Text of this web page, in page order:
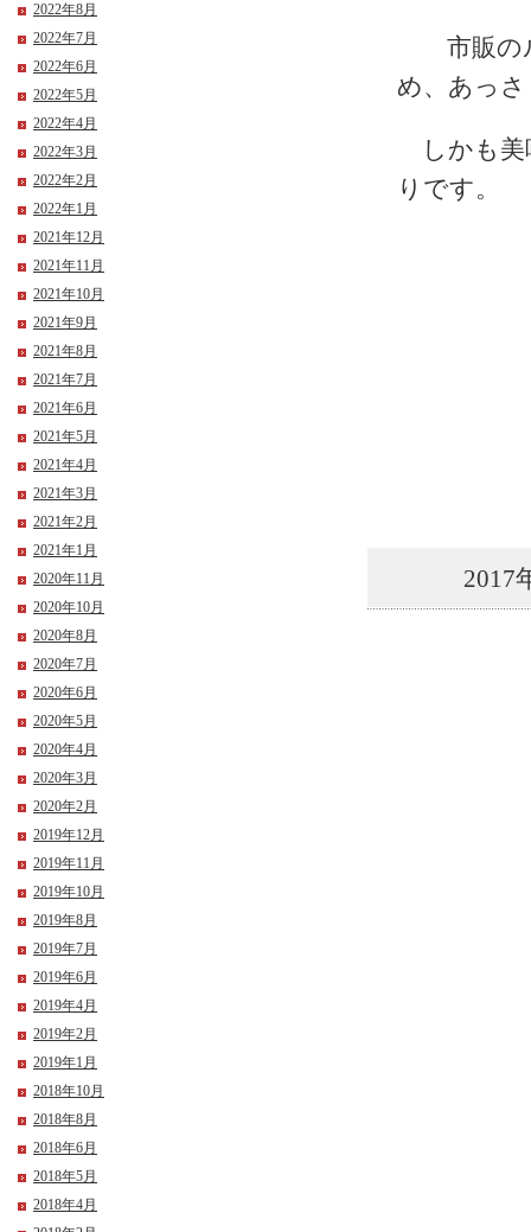
市販のル
め、あっ
しかも美
りです。
2017
2022年8月
2022年7月
2022年6月
2022年5月
2022年4月
2022年3月
2022年2月
2022年1月
2021年12月
2021年11月
2021年10月
2021年9月
2021年8月
2021年7月
2021年6月
2021年5月
2021年4月
2021年3月
2021年2月
2021年1月
2020年11月
2020年10月
2020年8月
2020年7月
2020年6月
2020年5月
2020年4月
2020年3月
2020年2月
2019年12月
2019年11月
2019年10月
2019年8月
2019年7月
2019年6月
2019年4月
2019年2月
2019年1月
2018年10月
2018年8月
2018年6月
2018年5月
2018年4月